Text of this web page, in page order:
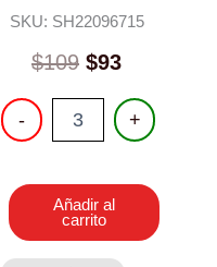
SKU: SH22096715
$109 $93
-
PISTOLA
DE
MOCHILA
cantidad
+
Añadir al
carrito